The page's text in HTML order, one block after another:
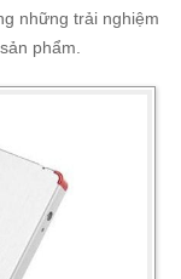
những trải nghiệm
phẩm.